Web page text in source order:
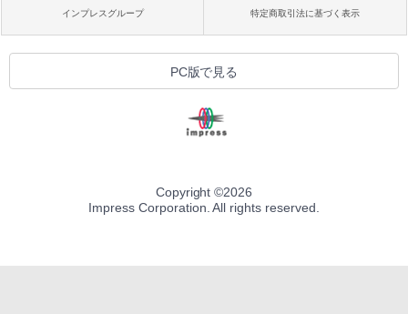
インプレスグループ 特定商取引法に基づく表示
PC版で見る
Copyright ©2026
Impress Corporation. All rights reserved.